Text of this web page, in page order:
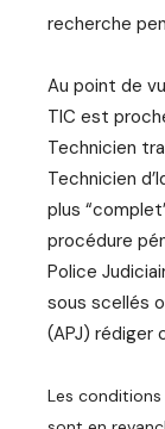
recherche
Au point de
TIC est
Technicien
Technicien
plus
procédure
Police
sous scellés
(APJ) rédiger
Les